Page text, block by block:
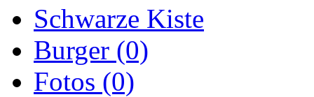
Schwarze Kiste
Burger (0)
Fotos (0)